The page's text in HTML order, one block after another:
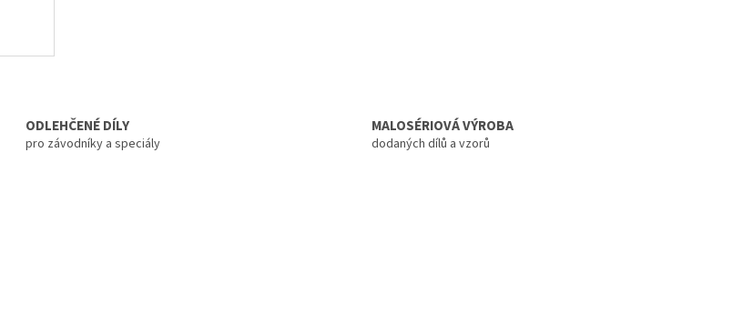
ODLEHČENÉ DÍLY
pro závodníky a speciály
MALOSÉRIOVÁ VÝROBA
dodaných dílů a vzorů